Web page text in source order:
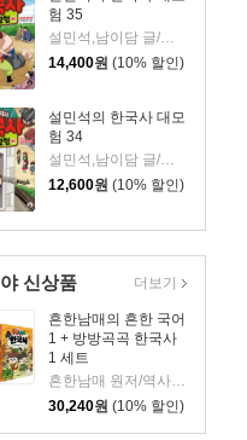
험 35
설민석,남이담 글/정현희 그림/강석화 감수
14,400원 (10% 할인)
설민석의 한국사 대모
험 34
설민석,남이담 글/정현희 그림/강석화 감수
12,600원 (10% 할인)
신상품
흔한남매의 흔한 국어
1 + 방방곡곡 한국사
1 세트
흔한남매 원저/역사곰돌이 글/유난희 그림
30,240원 (10% 할인)
더보기